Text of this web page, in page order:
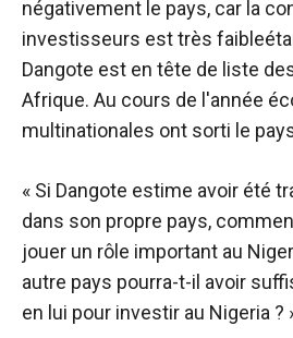
négativement le pays, car la
investisseurs esttrès faible
Dangote est en tête de liste
Afrique. Au cours de l'année
multinationales ont sorti le
« Si Dangote estime avoir été
dans son propre pays,
jouer un rôle important au
autre pays pourra-t-il avoir
en lui pour investir au Nigeria ?